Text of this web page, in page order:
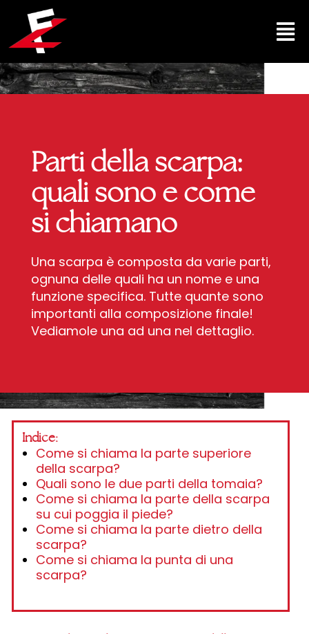
contenuto
Menu
Parti della scarpa:
quali sono e come
si chiamano
Una scarpa è composta da varie parti,
ognuna delle quali ha un nome e una
funzione specifica. Tutte quante sono
importanti alla composizione finale!
Vediamole una ad una nel dettaglio.
Indice:
Come si chiama la parte superiore
della scarpa?
Quali sono le due parti della tomaia?
Come si chiama la parte della scarpa
su cui poggia il piede?
Come si chiama la parte dietro della
scarpa?
Come si chiama la punta di una
scarpa?